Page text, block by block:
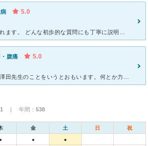
5.0
腹痛 5.0
| 年間： 538
金 土 日 祝
● ● ●